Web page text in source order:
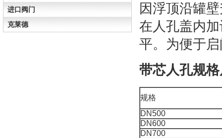
进口阀门
克莱德
因浮顶沿罐
在人孔盖内
平。为便于
带芯人孔规
规格
DN500
DN600
DN700